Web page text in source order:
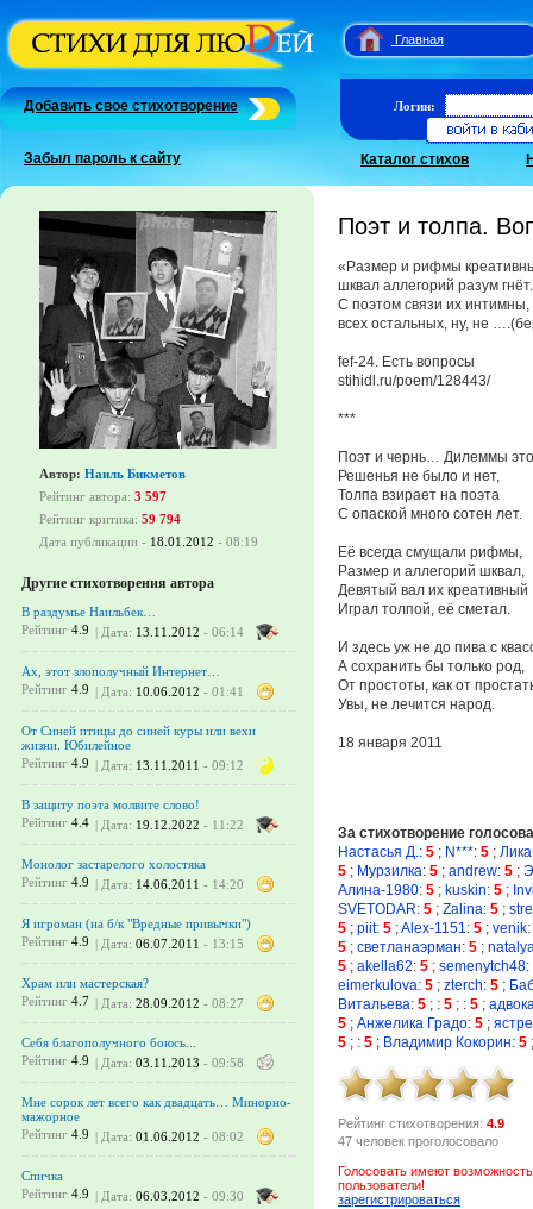
Главная
Добавить свое стихотворение
Забыл пароль к сайту
Логин:
Каталог стихов
Автор: Наиль Бикметов
Рейтинг автора: 3 597
Рейтинг критика: 59 794
Дата публикации - 18.01.2012 - 08:19
Другие стихотворения автора
В раздумье Наильбек…
Рейтинг 4.9 | Дата: 13.11.2012 - 06:14
Ах, этот злополучный Интернет…
Рейтинг 4.9 | Дата: 10.06.2012 - 01:41
От Синей птицы до синей куры или вехи
жизни. Юбилейное
Рейтинг 4.9 | Дата: 13.11.2011 - 09:12
В защиту поэта молвите слово!
Рейтинг 4.4 | Дата: 19.12.2022 - 11:22
Монолог застарелого холостяка
Рейтинг 4.9 | Дата: 14.06.2011 - 14:20
Я игроман (на б/к "Вредные привычки")
Рейтинг 4.9 | Дата: 06.07.2011 - 13:15
Храм или мастерская?
Рейтинг 4.7 | Дата: 28.09.2012 - 08:27
Себя благополучного боюсь...
Рейтинг 4.9 | Дата: 03.11.2013 - 09:58
Мне сорок лет всего как двадцать… Минорно-
мажорное
Рейтинг 4.9 | Дата: 01.06.2012 - 08:02
Спичка
Рейтинг 4.9 | Дата: 06.03.2012 - 09:30
Поэт и толпа.
«Размер и рифмы
шквал аллегорий разум гнёт.
С поэтом связи их интимны,
всех остальных, ну, не
fef-24. Есть вопросы
stihidl.ru/poem/128443/
***
Поэт и чернь… Дилеммы
Решенья не было и нет,
Толпа взирает на поэта
С опаской много сотен лет.
Её всегда смущали рифмы,
Размер и аллегорий шквал,
Девятый вал их креативный
Играл толпой, её сметал.
И здесь уж не до пива с
А сохранить бы только род,
От простоты, как от
Увы, не лечится народ.
18 января 2011
За стихотворение
Настасья Д. : 5 ; N***: 5 ;
5 ; Мурзилка: 5 ; andrew: 5 ;
Алина-1980: 5 ; kuskin: 5 ;
SVETODAR: 5 ; Zalina: 5 ;
5 ; piit: 5 ;Alex-1151 : 5 ; venik:
5 ; светланаэрман: 5 ;
5 ; akella62: 5 ; semenytch48:
eimerkulova: 5 ; zterch: 5 ;
Витальева: 5 ; : 5 ; : 5 ;
5 ; Анжелика Градо: 5 ;
5 ; : 5 ; Владимир Кокорин: 5 ;
Рейтинг стихотворения: 4.9
47 человек проголосовало
Голосовать имеют
пользователи!
зарегистрироваться